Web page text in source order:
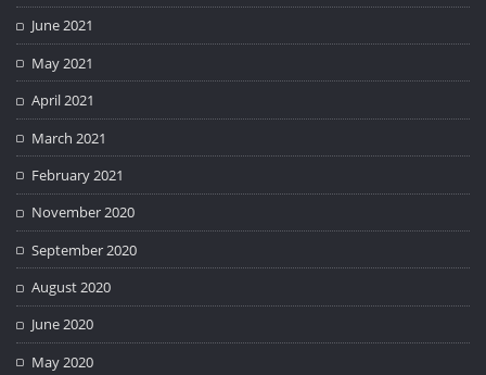
June 2021
May 2021
April 2021
March 2021
February 2021
November 2020
September 2020
August 2020
June 2020
May 2020